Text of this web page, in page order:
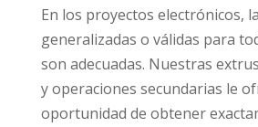
En los proyectos electrónicos,
generalizadas o válidas para
son adecuadas. Nuestras
y operaciones secundarias le
oportunidad de obtener